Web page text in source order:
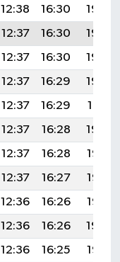
12:38 16:30
19:46
12:37 16:30
19:45
12:37 16:30
19:44
12:37 16:29
19:42
12:37 16:29
19:41
12:37 16:28
19:40
12:37 16:28
19:38
12:37 16:27
19:37
12:36 16:26
19:36
12:36 16:26
19:34
12:36 16:25
19:33